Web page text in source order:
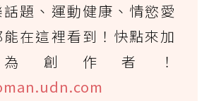
題、運動健康、情慾愛
在這裡看到！快點來加
創作者！